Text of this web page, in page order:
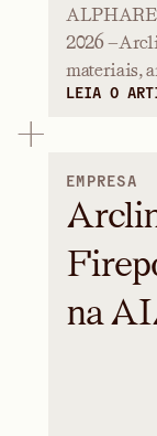
2026
materiais,
LEIA O
EMPRESA
na